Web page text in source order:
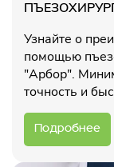
Узнайте о
помощью
"Арбор".
точность и
Подробнее